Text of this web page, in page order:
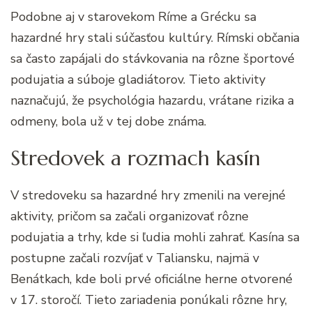
Podobne aj v starovekom Ríme a Grécku sa
hazardné hry stali súčasťou kultúry. Rímski občania
sa často zapájali do stávkovania na rôzne športové
podujatia a súboje gladiátorov. Tieto aktivity
naznačujú, že psychológia hazardu, vrátane rizika a
odmeny, bola už v tej dobe známa.
Stredovek a rozmach kasín
V stredoveku sa hazardné hry zmenili na verejné
aktivity, pričom sa začali organizovať rôzne
podujatia a trhy, kde si ľudia mohli zahrať. Kasína sa
postupne začali rozvíjať v Taliansku, najmä v
Benátkach, kde boli prvé oficiálne herne otvorené
v 17. storočí. Tieto zariadenia ponúkali rôzne hry,